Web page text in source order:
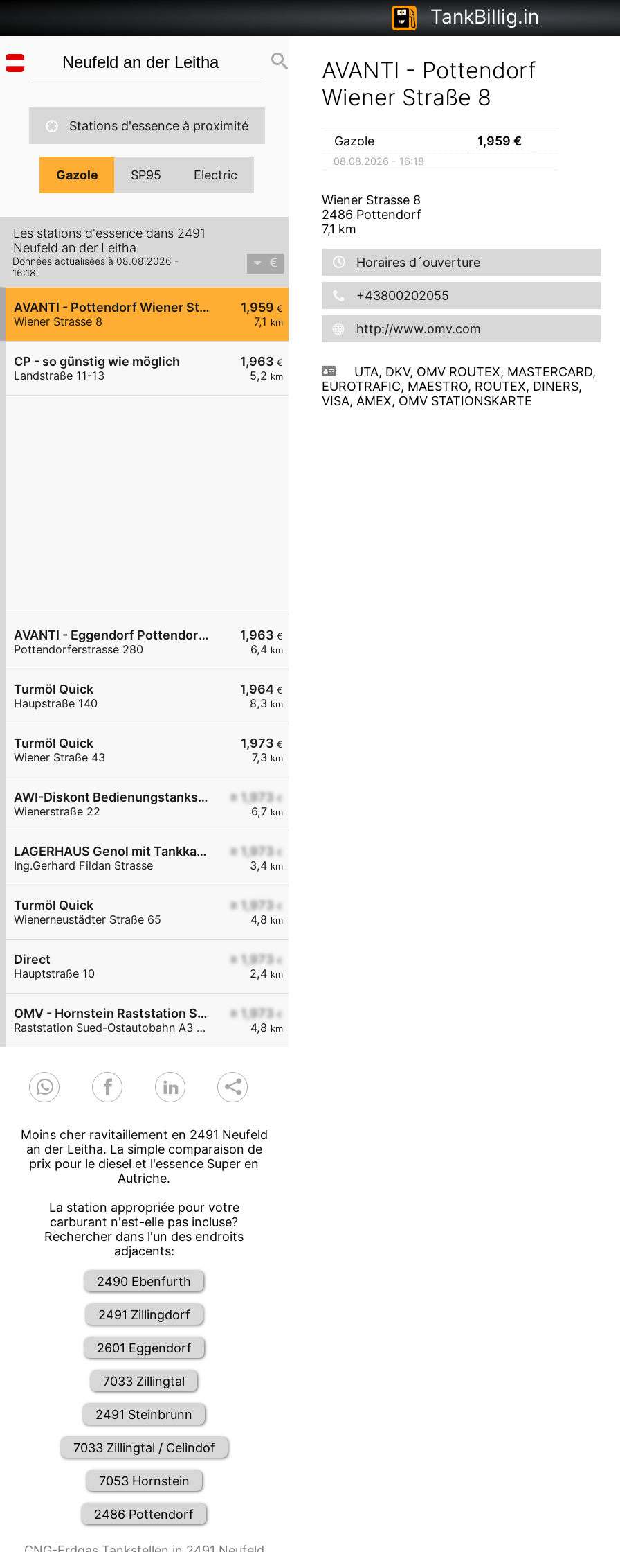
TankBillig.in
Stations d'essence à proximité
Gazole SP95 Electric
Les stations d'essence dans 2491
Neufeld an der Leitha
Données actualisées à 08.08.2026 -
16:18
1,959 €
7,1 km
AVANTI - Pottendorf Wiener Straße 8
Wiener Strasse 8
1,963 €
5,2 km
CP - so günstig wie möglich
Landstraße 11-13
1,963 €
6,4 km
AVANTI - Eggendorf Pottendorferstraße 280
Pottendorferstrasse 280
1,964 €
8,3 km
Turmöl Quick
Haupstraße 140
1,973 €
7,3 km
Turmöl Quick
Wiener Straße 43
≥ 1,973 €
6,7 km
AWI-Diskont Bedienungstankstelle
Wienerstraße 22
≥ 1,973 €
3,4 km
LAGERHAUS Genol mit Tankkartensystem
Ing.Gerhard Fildan Strasse
≥ 1,973 €
4,8 km
Turmöl Quick
Wienerneustädter Straße 65
≥ 1,973 €
2,4 km
Direct
Hauptstraße 10
≥ 1,973 €
4,8 km
OMV - Hornstein Raststation Süd-Ostautobahn A3 KM 27,6
Raststation Sued-Ostautobahn A3 KM 27,6
Moins cher ravitaillement en 2491 Neufeld
an der Leitha. La simple comparaison de
prix pour le diesel et l'essence Super en
Autriche.
La station appropriée pour votre
carburant n'est-elle pas incluse?
Rechercher dans l'un des endroits
adjacents:
2490 Ebenfurth
2491 Zillingdorf
2601 Eggendorf
7033 Zillingtal
2491 Steinbrunn
7033 Zillingtal / Celindof
7053 Hornstein
2486 Pottendorf
AVANTI - Pottendorf
Wiener Straße 8
Gazole 1,959 €
08.08.2026 - 16:18
Wiener Strasse 8
2486 Pottendorf
7,1 km
Horaires d´ouverture
+43800202055
http://www.omv.com
UTA, DKV, OMV ROUTEX, MASTERCARD,
EUROTRAFIC, MAESTRO, ROUTEX, DINERS,
VISA, AMEX, OMV STATIONSKARTE